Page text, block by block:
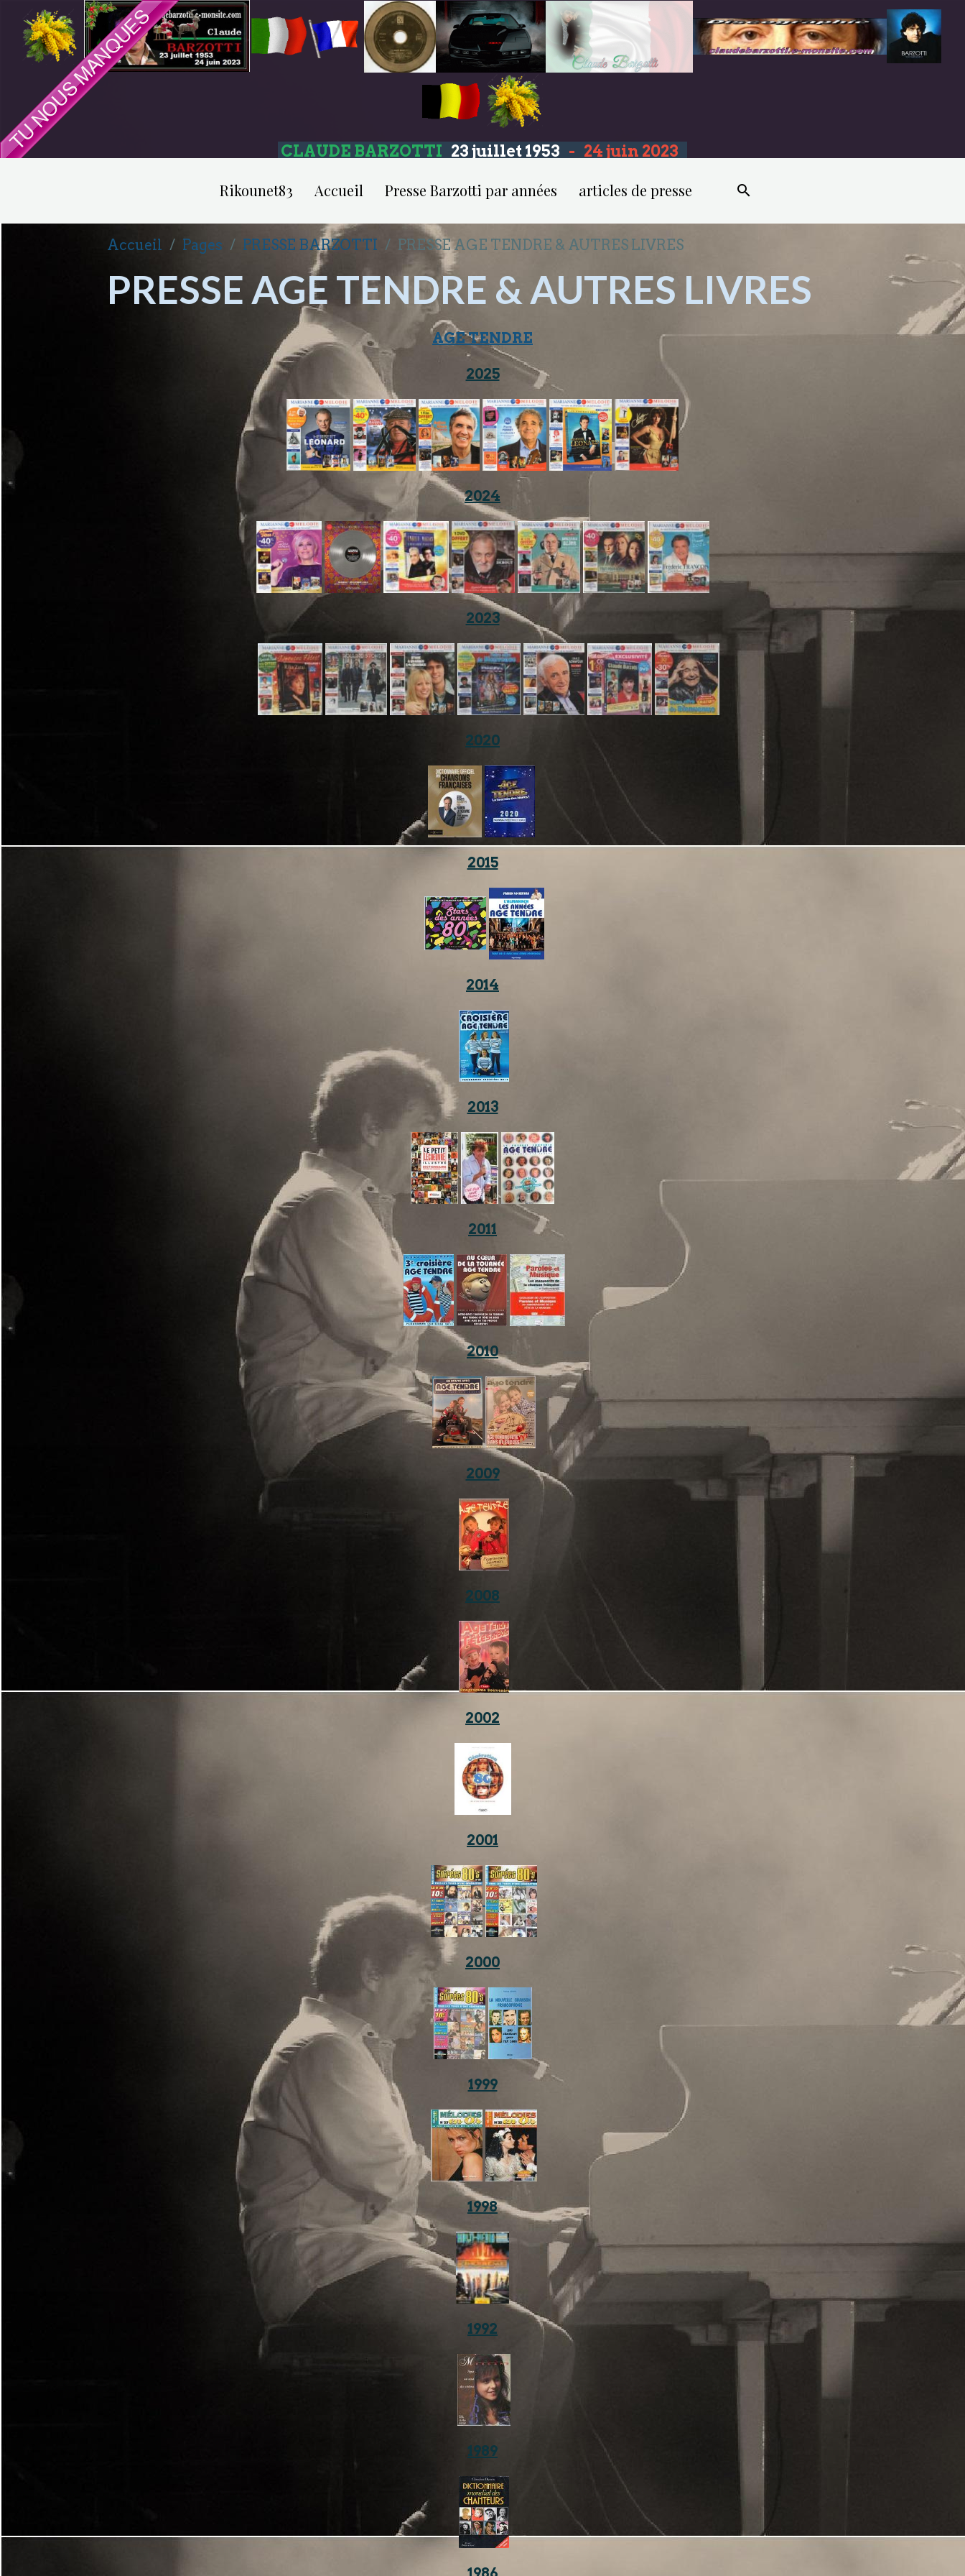
CLAUDE BARZOTTI 23 juillet 1953 - 24 juin 2023
Rikounet83 Accueil Presse Barzotti par années articles de presse
Accueil Pages PRESSE BARZOTTI PRESSE AGE TENDRE & AUTRES LIVRES
PRESSE AGE TENDRE & AUTRES LIVRES
AGE TENDRE
2025
2024
2023
2020
2015
2014
2013
2011
2010
2009
2008
2002
2001
2000
1999
1998
1992
1989